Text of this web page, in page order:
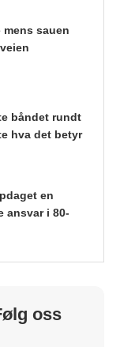
sauen
båndet rundt
hva det betyr
en
ansvar i 80-
oss